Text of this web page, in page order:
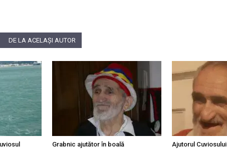
DE LA ACELAȘI AUTOR
Grabnic ajutător în boală Ajutorul Cuviosului